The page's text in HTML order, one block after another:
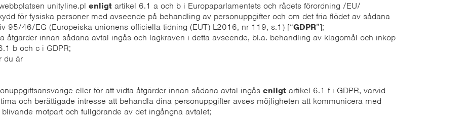
unityline.pl enligtartikel 6.1 a och b i Europaparlamentets och rådets förordning /EU/
för fysiska personer med avseende på behandling av personuppgifter och om det fria flödet av sådana
95/46/EG (Europeiska unionens officiella tidning (EUT) L2016, nr 119, s.1) [“GDPR”];
innan sådana avtal ingås och lagkraven i detta avseende, bl.a. behandling av klagomål och inköp
b och c i GDPR;
du är
eller för att vidta åtgärder innan sådana avtal ingås enligtartikel 6.1 f i GDPR, varvid
och berättigade intresse att behandla dina personuppgifter avses möjligheten att kommunicera med
motpart och fullgörande av det ingångna avtalet;